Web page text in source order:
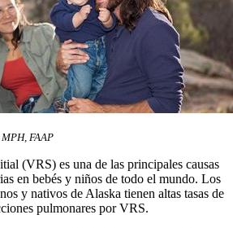
FAAP
(VRS) es una de las principales causas
en bebés y niños de todo el mundo. Los
y nativos de Alaska tienen altas tasas de
pulmonares por VRS.